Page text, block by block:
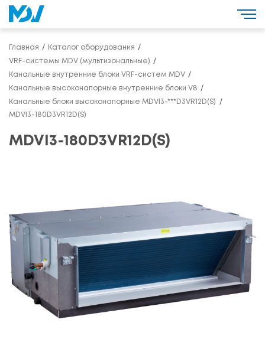
Главная Каталог оборудования
VRF-системы MDV (мультизональные)
Канальные внутренние блоки VRF-систем MDV
Канальные высоконапорные внутренние блоки V8
Канальные блоки высоконапорные MDVI3-***D3VR12D(S)
MDVI3-180D3VR12D(S)
MDVI3-180D3VR12D(S)